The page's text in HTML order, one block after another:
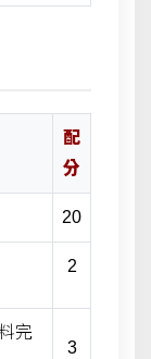
配
分
20
2
完
3